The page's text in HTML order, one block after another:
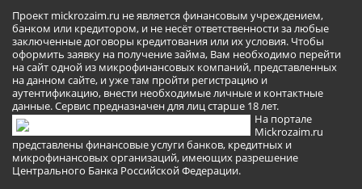
Проект mickrozaim.ru не является финансовым учреждением,
банком или кредитором, и не несёт ответственности за любые
заключенные договоры кредитования или их условия. Чтобы
оформить заявку на получение займа, Вам необходимо перейти
на сайт одной из микрофинансовых компаний, представленных
на данном сайте, и уже там пройти регистрацию и
аутентификацию, внести необходимые личные и контактные
данные. Сервис предназначен для лиц старше 18 лет.
На портале
Mickrozaim.ru
представлены финансовые услуги банков, кредитных и
микрофинансовых организаций, имеющих разрешение
Центрального Банка Российской Федерации.